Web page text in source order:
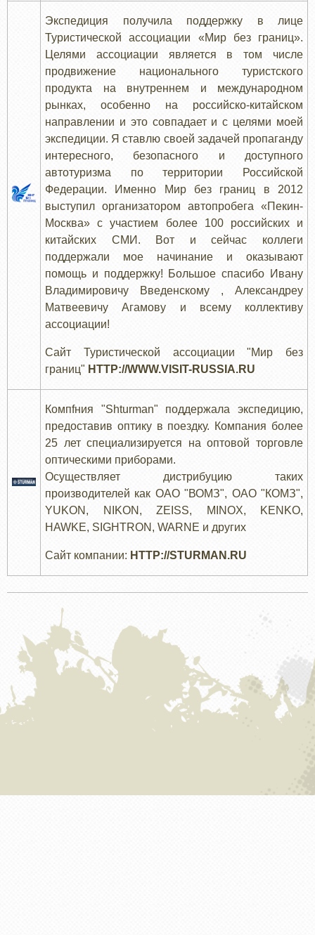
Экспедиция получила поддержку в лице
Туристической ассоциации «Мир без границ».
Целями ассоциации является в том числе
продвижение национального туристского
продукта на внутреннем и международном
рынках, особенно на российско-китайском
направлении и это совпадает и с целями моей
экспедиции. Я ставлю своей задачей пропаганду
интересного, безопасного и доступного
автотуризма по территории Российской
Федерации. Именно Мир без границ в 2012
выступил организатором автопробега «Пекин-
Москва» с участием более 100 российских и
китайских СМИ. Вот и сейчас коллеги
поддержали мое начинание и оказывают
помощь и поддержку! Большое спасибо Ивану
Владимировичу Введенскому , Александрeу
Матвеевичу Агамову и всему коллективу
ассоциации!
Сайт Туристической ассоциации "Мир без
границ" HTTP://WWW.VISIT-RUSSIA.RU
Компfния "Shturman" поддержала экспедицию,
предоставив оптику в поездку. Компания более
25 лет специализируется на оптовой торговле
оптическими приборами.
Осуществляет дистрибуцию таких
производителей как ОАО "ВОМЗ", ОАО "КОМЗ",
YUKON, NIKON, ZEISS, MINOX, KENKO,
HAWKE, SIGHTRON, WARNE и других
Сайт компании: HTTP://STURMAN.RU